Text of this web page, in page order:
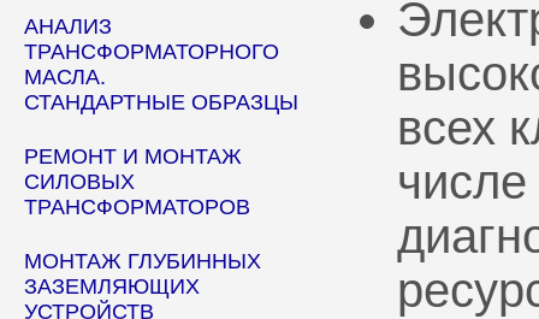
АНАЛИЗ
ТРАНСФОРМАТОРНОГО
МАСЛА.
СТАНДАРТНЫЕ ОБРАЗЦЫ
РЕМОНТ И МОНТАЖ
СИЛОВЫХ
ТРАНСФОРМАТОРОВ
МОНТАЖ ГЛУБИННЫХ
ЗАЗЕМЛЯЮЩИХ
УСТРОЙСТВ
всех